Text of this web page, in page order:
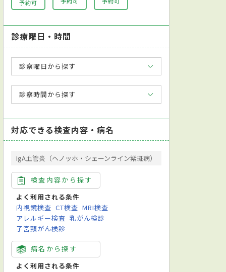
予約可
診療曜日・時間
診察曜日から探す
診察時間から探す
対応できる検査内容・病名
IgA血管炎（ヘノッホ・シェーンライン紫斑病）
検査内容から探す
よく利用される条件
内視鏡検査 CT検査 MRI検査
アレルギー検査 乳がん検診
子宮頸がん検診
病名から探す
よく利用される条件